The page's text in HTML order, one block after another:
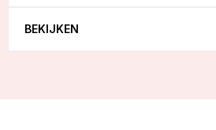
BEKIJKEN